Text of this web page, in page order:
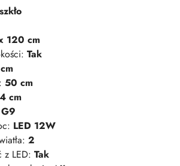
120 cm
Tak
50 cm
4 cm
G9
LED 12W
2
z LED: Tak